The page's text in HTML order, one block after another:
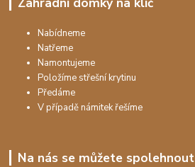
Nabídneme
Natřeme
Namontujeme
Položíme střešní krytinu
Předáme
V případě námitek řešíme
Na nás se můžete spolehnout